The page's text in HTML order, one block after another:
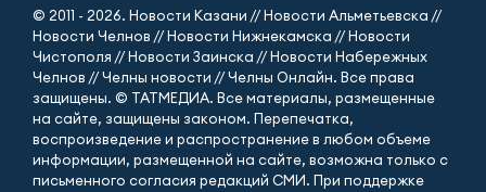
© 2011 - 2026. Новости Казани // Новости Альметьевска //
Новости Челнов // Новости Нижнекамска // Новости
Чистополя // Новости Заинска // Новости Набережных
Челнов // Челны новости // Челны Онлайн. Все права
защищены. © ТАТМЕДИА. Все материалы, размещенные
на сайте, защищены законом. Перепечатка,
воспроизведение и распространение в любом объеме
информации, размещенной на сайте, возможна только с
письменного согласия редакций СМИ. При поддержке